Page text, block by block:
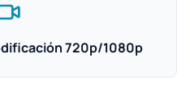
720p/1080p